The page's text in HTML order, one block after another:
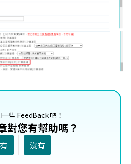
些 FeedBack 吧！
對您有幫助嗎？
有 沒有